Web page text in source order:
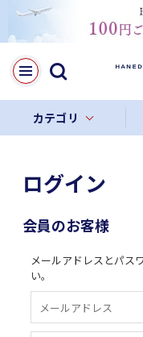
カテゴリ
ログイン
会員のお客様
メールアドレスとパス
い。